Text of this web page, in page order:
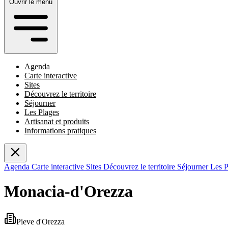
Ouvrir le menu
Agenda
Carte interactive
Sites
Découvrez le territoire
Séjourner
Les Plages
Artisanat et produits
Informations pratiques
Agenda Carte interactive Sites Découvrez le territoire SéjournerLes
Monacia-d'Orezza
Pieve d'Orezza